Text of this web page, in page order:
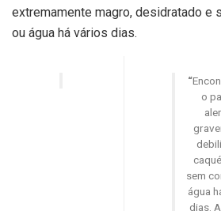
extremamente magro, desidratado e
ou água há vários dias.
“
o
sem
água
dias.